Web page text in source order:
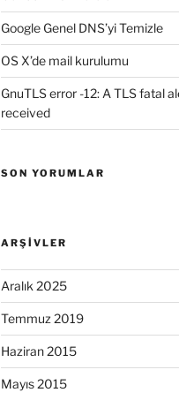
Google Genel DNS’yi Temizle
OS X’de mail kurulumu
GnuTLS error -12: A TLS fatal
received
SON YORUMLAR
ARŞIVLER
Aralık 2025
Temmuz 2019
Haziran 2015
Mayıs 2015